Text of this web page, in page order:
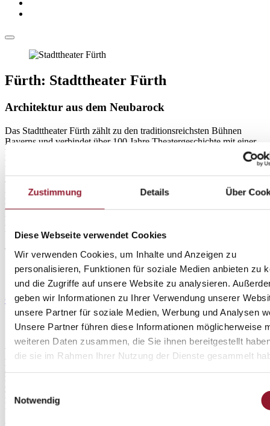
Zustimmung Details Über
Diese Webseite verwendet Cookies
Wir verwenden Cookies, um Inhalte und Anzeigen zu
personalisieren, Funktionen für soziale Medien anbieten zu
und die Zugriffe auf unsere Website zu analysieren.
geben wir Informationen zu Ihrer Verwendung unserer
unsere Partner für soziale Medien, Werbung und Analysen
Unsere Partner führen diese Informationen möglicherweise
weiteren Daten zusammen, die Sie ihnen bereitgestellt
die sie im Rahmen Ihrer Nutzung der Dienste gesammelt
Einwilligungsauswahl
Notwendig
Fürth: Stadttheater Fürth
Architektur aus dem Neubarock
Das Stadttheater Fürth zählt zu den traditionsreichsten Bühnen
Bayerns und verbindet über 100 Jahre Theatergeschichte mit einer
klar zeitgenössischen Ausrichtung. Der 1902 eröffnete neubarocke
Bau der Wiener Architekten Fellner & Helmer prägt bis heute das
Stadtbild und verweist zugleich auf die bedeutenden jüdischen
Wurzeln des Hauses, das maßgeblich durch Spenden der jüdischen
Bevölkerung Fürths ermöglicht wurde. Als historische Kultur- und
Konzertlocation in Fürth ist das Haus heute ein wichtiger Treffpunkt
für Theater, klassische Musik und kulturelle Veranstaltungen in
Franken.
Veranstaltungen in diesem Konzertsaal
© Limelight Live
© Andreas Praefcke
Unter der Leitung von Dr. Silvia Stolz präsentiert das Theater mit
Eigenproduktionen, Koproduktionen und Gastspielen aller Genres
mehr als 100 Aufführungen pro Spielzeit für rund 100.000
Besucherinnen und Besucher jährlich. Besonders im Musicalbereich
hat sich das Haus überregional etabliert, unter anderem durch den
Deutschen Musical Award 2024 für „Dear Evan Hansen“.